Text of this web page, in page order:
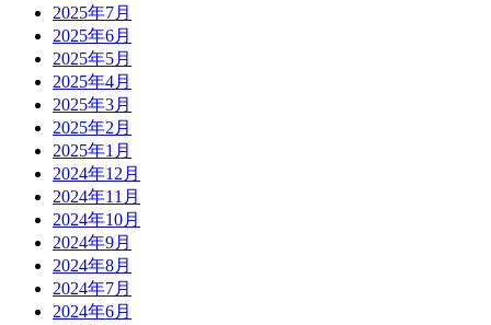
2025年7月
2025年6月
2025年5月
2025年4月
2025年3月
2025年2月
2025年1月
2024年12月
2024年11月
2024年10月
2024年9月
2024年8月
2024年7月
2024年6月